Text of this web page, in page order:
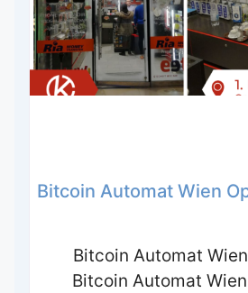
Bitcoin Automat Wien
Bitcoin Automat
Bitcoin Automat